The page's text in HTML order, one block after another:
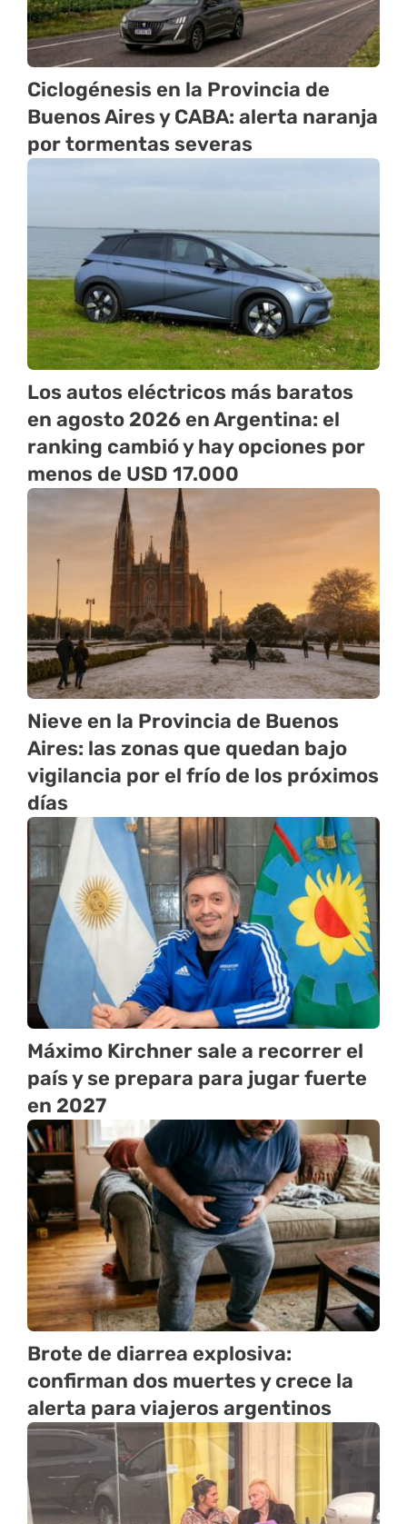
Ciclogénesis en la Provincia de
Buenos Aires y CABA: alerta naranja
por tormentas severas
Los autos eléctricos más baratos
en agosto 2026 en Argentina: el
ranking cambió y hay opciones por
menos de USD 17.000
Nieve en la Provincia de Buenos
Aires: las zonas que quedan bajo
vigilancia por el frío de los próximos
días
Máximo Kirchner sale a recorrer el
país y se prepara para jugar fuerte
en 2027
Brote de diarrea explosiva:
confirman dos muertes y crece la
alerta para viajeros argentinos